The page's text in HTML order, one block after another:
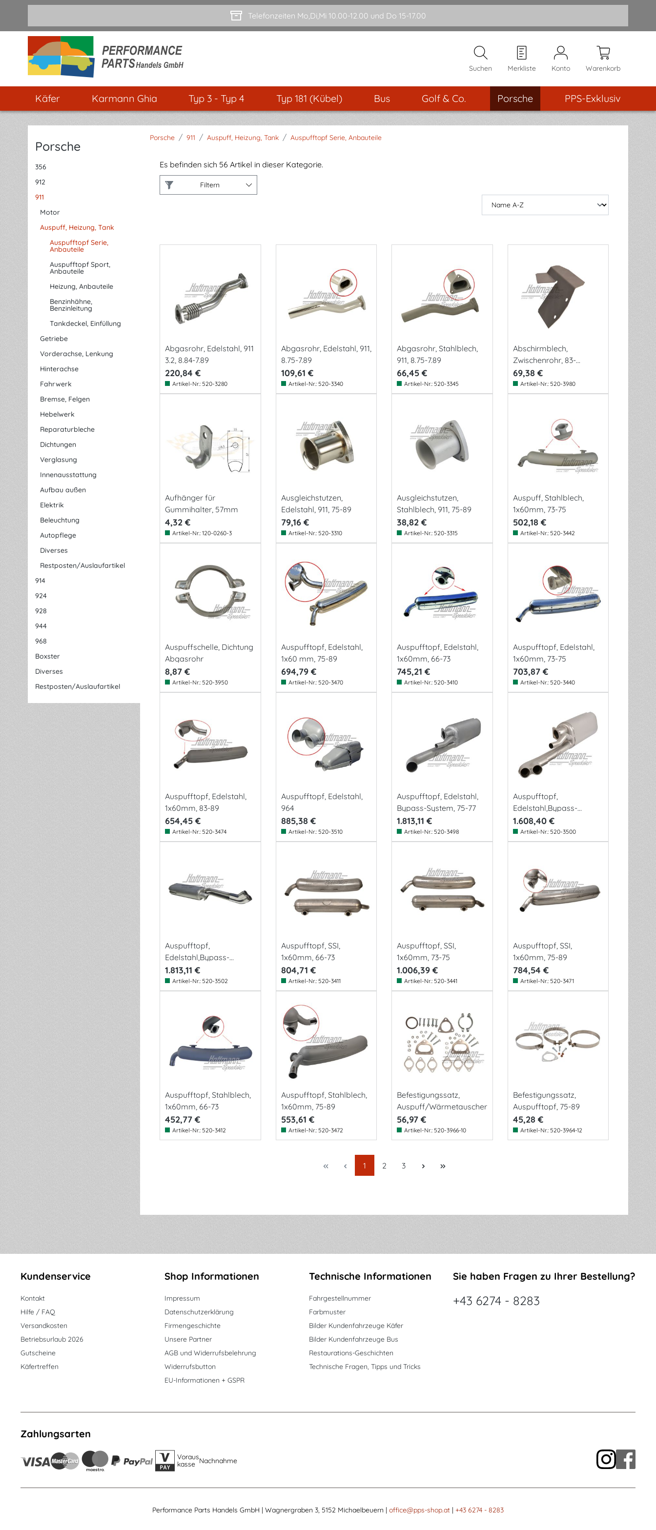
Telefonzeiten Mo,Di,Mi 10.00-12.00 und Do 15-17.00
Suchen Merkliste Konto Warenkorb
Käfer Karmann Ghia Typ 3 - Typ 4 Typ 181 (Kübel) Bus Golf & Co. Porsche PPS-Exklusiv
Porsche
356
912
911
Motor
Auspuff, Heizung, Tank
Auspufftopf Serie,
Anbauteile
Auspufftopf Sport,
Anbauteile
Heizung, Anbauteile
Benzinhähne,
Benzinleitung
Tankdeckel, Einfüllung
Getriebe
Vorderachse, Lenkung
Hinterachse
Fahrwerk
Bremse, Felgen
Hebelwerk
Reparaturbleche
Dichtungen
Verglasung
Innenausstattung
Aufbau außen
Elektrik
Beleuchtung
Autopflege
Diverses
Restposten/Auslaufartikel
914
924
928
944
968
Boxster
Diverses
Restposten/Auslaufartikel
Porsche / 911 / Auspuff, Heizung, Tank / Auspufftopf Serie, Anbauteile
Es befinden sich 56 Artikel in dieser Kategorie.
Filtern
Abgasrohr, Edelstahl, 911
3.2, 8.84-7.89
220,84 €
Artikel-Nr.: 520-3280
Abgasrohr, Edelstahl, 911,
8.75-7.89
109,61 €
Artikel-Nr.: 520-3340
Abgasrohr, Stahlblech,
911, 8.75-7.89
66,45 €
Artikel-Nr.: 520-3345
Abschirmblech,
Zwischenrohr, 83-
94,Turbo
69,38 €
Artikel-Nr.: 520-3980
Aufhänger für
Gummihalter, 57mm
4,32 €
Artikel-Nr.: 120-0260-3
Ausgleichstutzen,
Edelstahl, 911, 75-89
79,16 €
Artikel-Nr.: 520-3310
Ausgleichstutzen,
Stahlblech, 911, 75-89
38,82 €
Artikel-Nr.: 520-3315
Auspuff, Stahlblech,
1x60mm, 73-75
502,18 €
Artikel-Nr.: 520-3442
Auspuffschelle, Dichtung
Abgasrohr
8,87 €
Artikel-Nr.: 520-3950
Auspufftopf, Edelstahl,
1x60 mm, 75-89
694,79 €
Artikel-Nr.: 520-3470
Auspufftopf, Edelstahl,
1x60mm, 66-73
745,21 €
Artikel-Nr.: 520-3410
Auspufftopf, Edelstahl,
1x60mm, 73-75
703,87 €
Artikel-Nr.: 520-3440
Auspufftopf, Edelstahl,
1x60mm, 83-89
654,45 €
Artikel-Nr.: 520-3474
Auspufftopf, Edelstahl,
964
885,38 €
Artikel-Nr.: 520-3510
Auspufftopf, Edelstahl,
Bypass-System, 75-77
1.813,11 €
Artikel-Nr.: 520-3498
Auspufftopf,
Edelstahl,Bypass-
Sys.,77-83
1.608,40 €
Artikel-Nr.: 520-3500
Auspufftopf,
Edelstahl,Bypass-
Sys.,83-89
1.813,11 €
Artikel-Nr.: 520-3502
Auspufftopf, SSI,
1x60mm, 66-73
804,71 €
Artikel-Nr.: 520-3411
Auspufftopf, SSI,
1x60mm, 73-75
1.006,39 €
Artikel-Nr.: 520-3441
Auspufftopf, SSI,
1x60mm, 75-89
784,54 €
Artikel-Nr.: 520-3471
Auspufftopf, Stahlblech,
1x60mm, 66-73
452,77 €
Artikel-Nr.: 520-3412
Auspufftopf, Stahlblech,
1x60mm, 75-89
553,61 €
Artikel-Nr.: 520-3472
Befestigungssatz,
Auspuff/Wärmetauscher
56,97 €
Artikel-Nr.: 520-3966-10
Befestigungssatz,
Auspufftopf, 75-89
45,28 €
Artikel-Nr.: 520-3964-12
Seite
1 Seite
2 Seite
3
Kundenservice
Kontakt
Hilfe / FAQ
Versandkosten
Betriebsurlaub 2026
Gutscheine
Käfertreffen
Shop Informationen
Impressum
Datenschutzerklärung
Firmengeschichte
Unsere Partner
AGB und Widerrufsbelehrung
Widerrufsbutton
EU-Informationen + GSPR
Technische Informationen
Fahrgestellnummer
Farbmuster
Bilder Kundenfahrzeuge Käfer
Bilder Kundenfahrzeuge Bus
Restaurations-Geschichten
Technische Fragen, Tipps und Tricks
Sie haben Fragen zu Ihrer Bestellung?
+43 6274 - 8283
Zahlungsarten
Voraus
kasse Nachnahme
Performance Parts Handels GmbH | Wagnergraben 3, 5152 Michaelbeuern | office@pps-shop.at | +43 6274 - 8283